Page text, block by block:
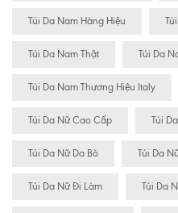
Túi Da Nam Hàng Hiệu
Túi Da Nam Thật Túi Da
Túi Da Nam Thương Hiệu Italy
Túi Da Nữ Cao Cấp Túi
Túi Da Nữ Da Bò Túi Da
Túi Da Nữ Đi Làm Túi Da